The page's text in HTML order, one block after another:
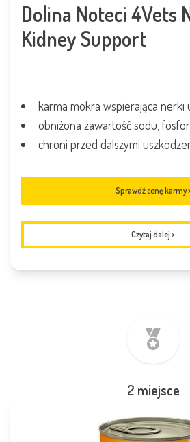
Dolina Noteci 4Vets
Kidney Support
karma mokra wspierająca nerki
obniżona zawartość sodu,
chroni przed dalszymi
Sprawdź cenę karmy
Czytaj dalej >
2 miejsce